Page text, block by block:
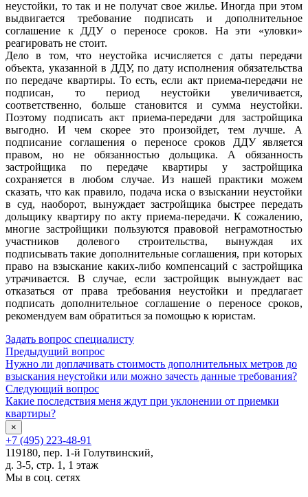
неустойки, то так и не получат свое жилье. Иногда при этом
выдвигается требование подписать и дополнительное
соглашение к ДДУ о переносе сроков. На эти «уловки»
реагировать не стоит.
Дело в том, что неустойка исчисляется с даты передачи
объекта, указанной в ДДУ, по дату исполнения обязательства
по передаче квартиры. То есть, если акт приема-передачи не
подписан, то период неустойки увеличивается,
соответственно, больше становится и сумма неустойки.
Поэтому подписать акт приема-передачи для застройщика
выгодно. И чем скорее это произойдет, тем лучше. А
подписание соглашения о переносе сроков ДДУ является
правом, но не обязанностью дольщика. А обязанность
застройщика по передаче квартиры у застройщика
сохраняется в любом случае. Из нашей практики можем
сказать, что как правило, подача иска о взыскании неустойки
в суд, наоборот, вынуждает застройщика быстрее передать
дольщику квартиру по акту приема-передачи. К сожалению,
многие застройщики пользуются правовой неграмотностью
участников долевого строительства, вынуждая их
подписывать такие дополнительные соглашения, при которых
право на взыскание каких-либо компенсаций с застройщика
утрачивается. В случае, если застройщик вынуждает вас
отказаться от права требования неустойки и предлагает
подписать дополнительное соглашение о переносе сроков,
рекомендуем вам обратиться за помощью к юристам.
Задать вопрос специалисту
Предыдущий вопрос
Нужно ли доплачивать стоимость дополнительных метров до
взыскания неустойки или можно зачесть данные требования?
Следующий вопрос
Какие последствия меня ждут при уклонении от приемки
квартиры?
×
+7 (495) 223-48-91
119180, пер. 1-й Голутвинский,
д. 3-5, стр. 1, 1 этаж
Мы в соц. сетях